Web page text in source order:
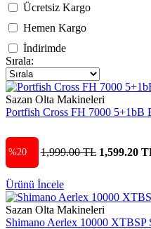
Ücretsiz Kargo
Hemen Kargo
İndirimde
Sırala:
Sazan Olta Makineleri
Portfish Cross FH 7000 5+1bB
%20 1,999.00 TL 1,599.20
Ürünü İncele
Sazan Olta Makineleri
Shimano Aerlex 10000 XTBSP